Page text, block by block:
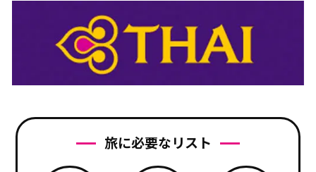
旅に必要なリスト